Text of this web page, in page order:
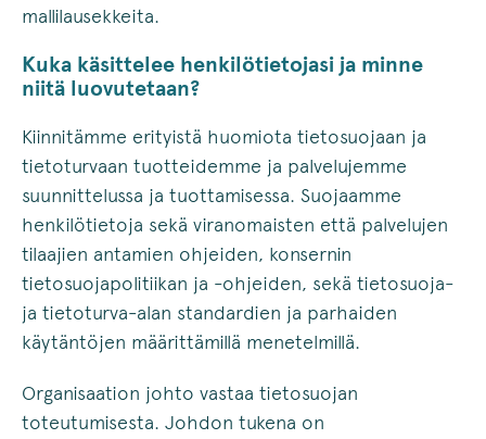
mallilausekkeita.
Kuka käsittelee henkilötietojasi ja minne
niitä luovutetaan?
Kiinnitämme erityistä huomiota tietosuojaan ja
tietoturvaan tuotteidemme ja palvelujemme
suunnittelussa ja tuottamisessa. Suojaamme
henkilötietoja sekä viranomaisten että palvelujen
tilaajien antamien ohjeiden, konsernin
tietosuojapolitiikan ja -ohjeiden, sekä tietosuoja-
ja tietoturva-alan standardien ja parhaiden
käytäntöjen määrittämillä menetelmillä.
Organisaation johto vastaa tietosuojan
toteutumisesta. Johdon tukena on